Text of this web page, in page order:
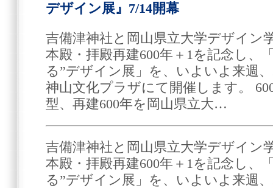
デザイン展』7/14開幕
吉備津神社と岡山県立大学デザイン
本殿・拝殿再建600年＋1を記念し、
る”デザイン展」を、いよいよ来週
神山文化プラザにて開催します。
型、再建600年を岡山県立大…
吉備津神社と岡山県立大学デザイン
本殿・拝殿再建600年＋1を記念し、
る”デザイン展」を、いよいよ来週